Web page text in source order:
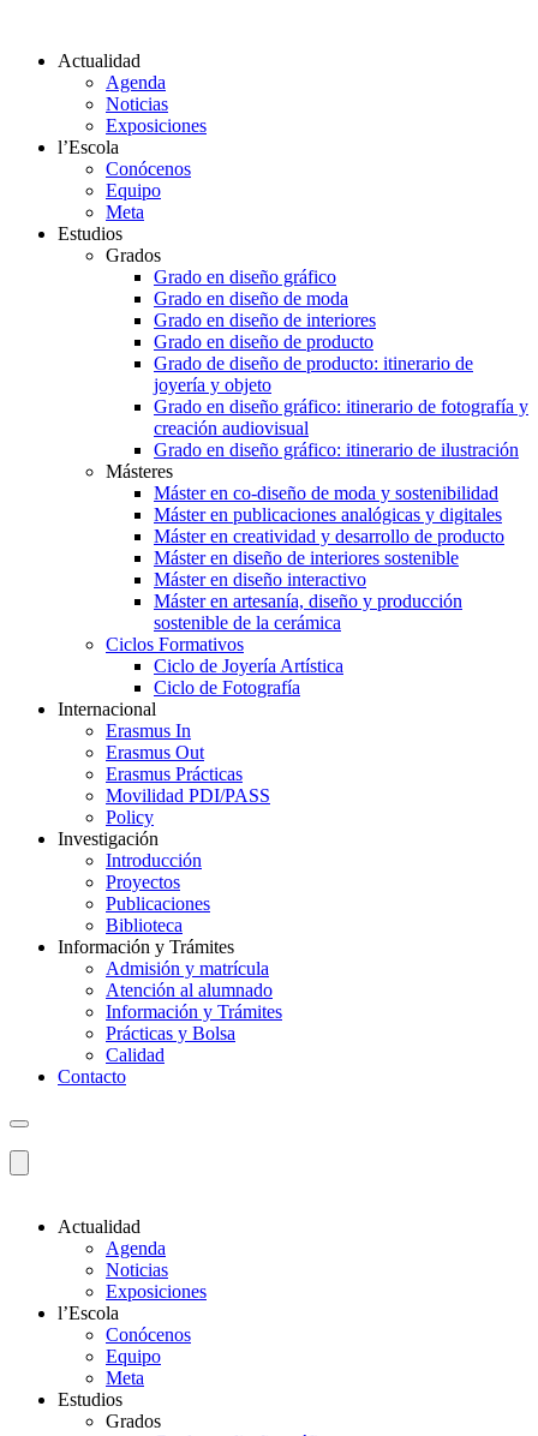
Actualidad
Agenda
Noticias
Exposiciones
l’Escola
Conócenos
Equipo
Meta
Estudios
Grados
Grado en diseño gráfico
Grado en diseño de moda
Grado en diseño de interiores
Grado en diseño de producto
Grado de diseño de producto: itinerario de
joyería y objeto
Grado en diseño gráfico: itinerario de fotografía y
creación audiovisual
Grado en diseño gráfico: itinerario de ilustración
Másteres
Máster en co-diseño de moda y sostenibilidad
Máster en publicaciones analógicas y digitales
Máster en creatividad y desarrollo de producto
Máster en diseño de interiores sostenible
Máster en diseño interactivo
Máster en artesanía, diseño y producción
sostenible de la cerámica
Ciclos Formativos
Ciclo de Joyería Artística
Ciclo de Fotografía
Internacional
Erasmus In
Erasmus Out
Erasmus Prácticas
Movilidad PDI/PASS
Policy
Investigación
Introducción
Proyectos
Publicaciones
Biblioteca
Información y Trámites
Admisión y matrícula
Atención al alumnado
Información y Trámites
Prácticas y Bolsa
Calidad
Contacto
Actualidad
Agenda
Noticias
Exposiciones
l’Escola
Conócenos
Equipo
Meta
Estudios
Grados